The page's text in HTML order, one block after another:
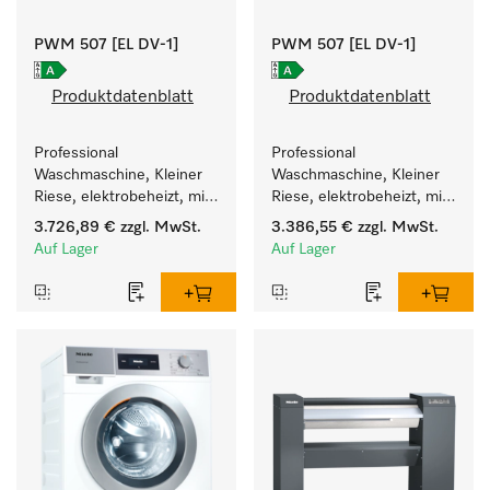
PWM 507 [EL DV-1]
Produktdatenblatt
Professional
Waschmaschine, Kleiner
Riese, elektrobeheizt, mit
Ablaufventil und
zielgruppenspezifischen
Leistung 7 kg  in 49 min .
3.726,89 € zzgl. MwSt.
Auf Lager
PWM 507 [EL DV-1]
Produktdatenblatt
Professional
Waschmaschine, Kleiner
Riese, elektrobeheizt, mit
Ablaufventil und
zielgruppenspezifischen
Leistung 7 kg  in 49 min .
3.386,55 € zzgl. MwSt.
Auf Lager